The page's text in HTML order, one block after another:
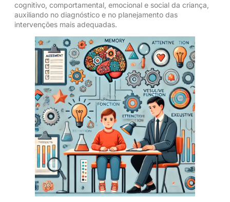
cognitivo, comportamental, emocional e social da criança,
auxiliando no diagnóstico e no planejamento das
intervenções mais adequadas.